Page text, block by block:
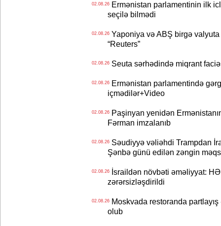
02.08.26Ermənistan parlamentinin ilk
seçilə bilmədi
02.08.26Yaponiya və ABŞ birgə valyuta
“Reuters”
02.08.26Seuta sərhədində miqrant
02.08.26Ermənistan parlamentində
içmədilər+Video
02.08.26Paşinyan yenidən
Fərman imzalanıb
02.08.26Səudiyyə vəliəhdi Trampdan
Şənbə günü edilən zəngin
02.08.26İsraildən növbəti əməliyyat:
zərərsizləşdirildi
02.08.26Moskvada restoranda
olub